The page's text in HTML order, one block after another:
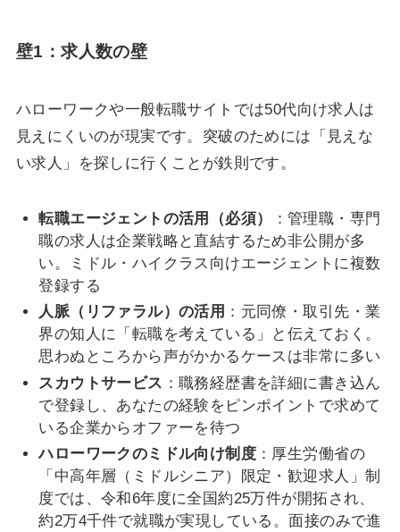
壁1：求人数の壁
ハローワークや一般転職サイトでは50代向け求人は
見えにくいのが現実です。突破のためには「見えな
い求人」を探しに行くことが鉄則です。
転職エージェントの活用（必須）
：管理職・専門
職の求人は企業戦略と直結するため非公開が多
い。ミドル・ハイクラス向けエージェントに複数
登録する
人脈（リファラル）の活用 ：元同僚・取引先・業
界の知人に「転職を考えている」と伝えておく。
思わぬところから声がかかるケースは非常に多い
スカウトサービス ：職務経歴書を詳細に書き込ん
で登録し、あなたの経験をピンポイントで求めて
いる企業からオファーを待つ
ハローワークのミドル向け制度 ：厚生労働省の
「中高年層（ミドルシニア）限定・歓迎求人」制
度では、令和6年度に全国約25万件が開拓され、
約2万4千件で就職が実現している。面接のみで進